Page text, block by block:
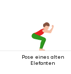
Pose eines alten
Elefanten